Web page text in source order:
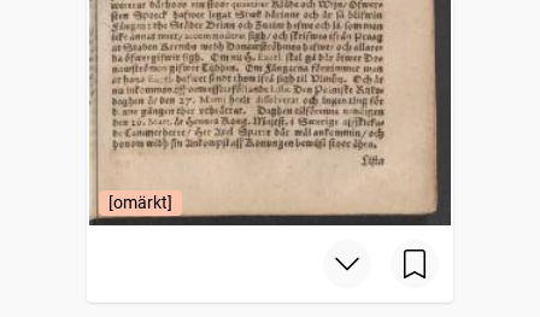
[omärkt]